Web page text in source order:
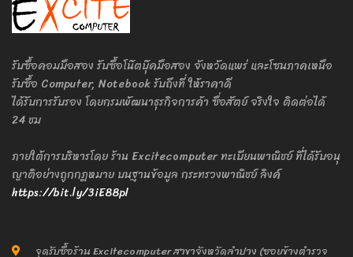
รับซื้อคอมมือสอง รับซื้อโน๊ตบุ๊คมือสอง จังหวัดแพร่ และโซนภาคเหนือ
รับซื้อ Computer, Notebook รับถึงที่ ให้ราคาดี
ได้รับการรับรอง โดยกรมพัฒนาธุรกิจการค้า ซื่อสัตย์ จริงใจ ติดต่อได้
24 ชม
ภายใต้การบริหารโดย ร้าน Excitecomputer ทะเบียนพาณิชย์ ที่ได้รับอนุ
ญาติอย่างถูกกฎหมาย บนฐานข้อมูล กระทรวงพาณิชย์ ลิงค์
https://bit.ly/3iE88pl
จุดรับซื้อร้าน Excitecomputer สาขาจังหวัดลำปาง (ซอยข้างตำรวจ